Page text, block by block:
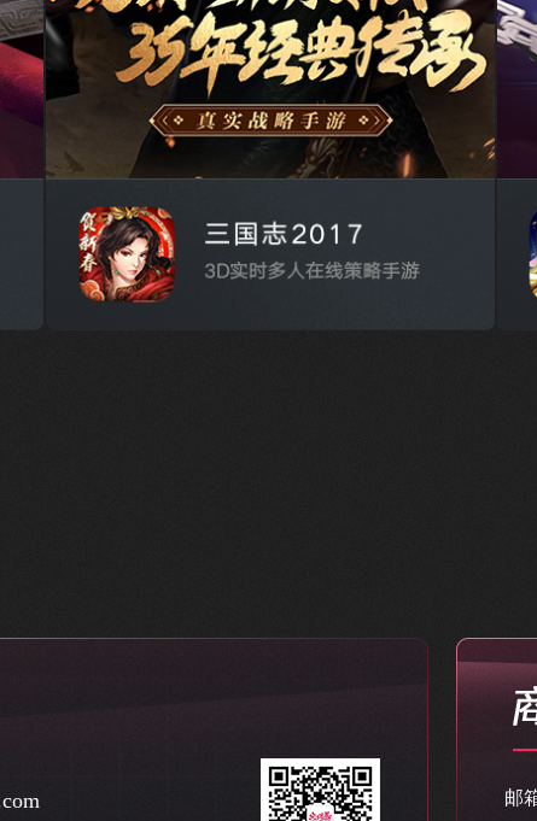
邮